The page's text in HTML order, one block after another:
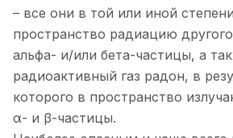
– все они в той или иной
пространство радиацию
альфа- и/или бета-частицы, а
радиоактивный газ радон, в
которого в пространство
α- и β-частицы.